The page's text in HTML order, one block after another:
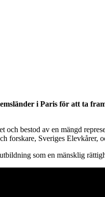
i Paris för att ta
och bestod av en mängd
forskare, Sveriges Elevkårer,
som en mänsklig